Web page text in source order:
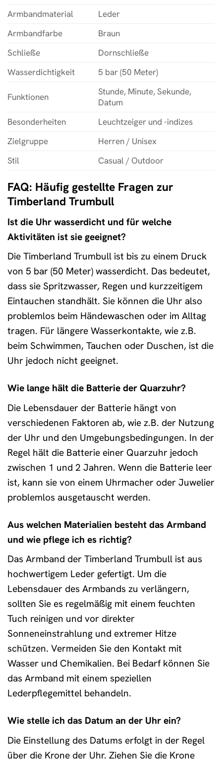
Armbandmaterial
Leder
Armbandfarbe
Braun
Schließe
Dornschließe
Wasserdichtigkeit
5 bar (50 Meter)
Funktionen
Stunde, Minute, Sekunde,
Datum
Besonderheiten
Leuchtzeiger und -indizes
Zielgruppe
Herren / Unisex
Stil
Casual / Outdoor
FAQ: Häufig gestellte Fragen zur
Timberland Trumbull
Ist die Uhr wasserdicht und für welche
Aktivitäten ist sie geeignet?
Die Timberland Trumbull ist bis zu einem Druck
von 5 bar (50 Meter) wasserdicht. Das bedeutet,
dass sie Spritzwasser, Regen und kurzzeitigem
Eintauchen standhält. Sie können die Uhr also
problemlos beim Händewaschen oder im Alltag
tragen. Für längere Wasserkontakte, wie z.B.
beim Schwimmen, Tauchen oder Duschen, ist die
Uhr jedoch nicht geeignet.
Wie lange hält die Batterie der Quarzuhr?
Die Lebensdauer der Batterie hängt von
verschiedenen Faktoren ab, wie z.B. der Nutzung
der Uhr und den Umgebungsbedingungen. In der
Regel hält die Batterie einer Quarzuhr jedoch
zwischen 1 und 2 Jahren. Wenn die Batterie leer
ist, kann sie von einem Uhrmacher oder Juwelier
problemlos ausgetauscht werden.
Aus welchen Materialien besteht das Armband
und wie pflege ich es richtig?
Das Armband der Timberland Trumbull ist aus
hochwertigem Leder gefertigt. Um die
Lebensdauer des Armbands zu verlängern,
sollten Sie es regelmäßig mit einem feuchten
Tuch reinigen und vor direkter
Sonneneinstrahlung und extremer Hitze
schützen. Vermeiden Sie den Kontakt mit
Wasser und Chemikalien. Bei Bedarf können Sie
das Armband mit einem speziellen
Lederpflegemittel behandeln.
Wie stelle ich das Datum an der Uhr ein?
Die Einstellung des Datums erfolgt in der Regel
über die Krone der Uhr. Ziehen Sie die Krone